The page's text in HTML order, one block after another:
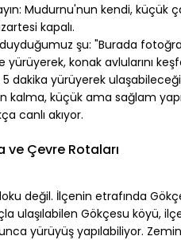
Mudurnu'nun kendi,
kapalı.
duyduğumuz şu: "Burada
yürüyerek, konak avlularını
5 dakika yürüyerek
kalma, küçük ama sağlam
canlı akıyor.
ve Çevre Rotaları
değil. İlçenin etrafında
ulaşılabilen Gökçesu köyü,
yürüyüş yapılabiliyor.